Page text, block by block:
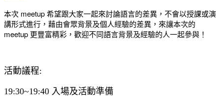
本次 meetup 希望跟大家一起來討論語言的差異，不會以授課或演
講形式進行，藉由會眾背景及個人經驗的差異，來讓本次的
meetup 更豐富精彩，歡迎不同語言背景及經驗的人一起參與！
活動議程:
19:30~19:40 入場及活動準備